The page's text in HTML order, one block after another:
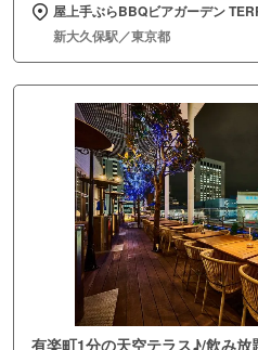
屋上手ぶらBBQビアガーデン
新大久保駅／東京都
有楽町1分の天空テラス♪/飲み放